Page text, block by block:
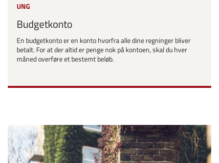
UNG
Budgetkonto
En budgetkonto er en konto hvorfra alle dine regninger bliver
betalt. For at der altid er penge nok på kontoen, skal du hver
måned overføre et bestemt beløb.